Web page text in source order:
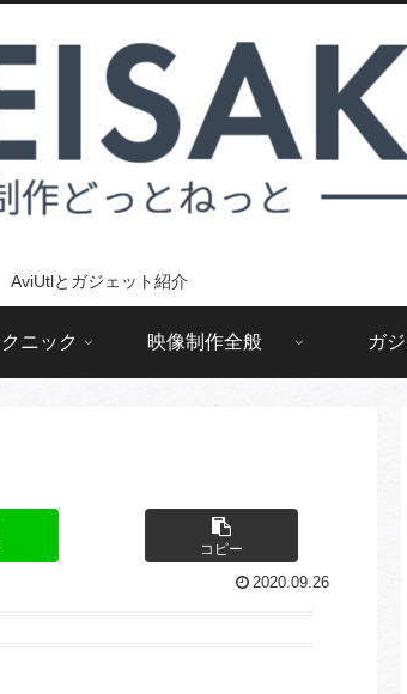
AviUtlとガジェット紹介
ニック 映像制作全般 ガ
コピー
2020.09.26